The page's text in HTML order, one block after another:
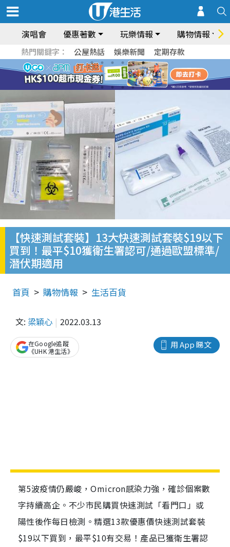
演唱會 優惠著數 玩樂情報 購物情報
熱門關鍵字： 公屋熱話 娛樂新聞 定期存款
【快速測試套裝】13大快速測試套裝$19以下
買到！最平$10獲衛生署認可/通過歐盟標準/
潛伏期適用
首頁 購物情報 生活百貨
文: 梁穎心 2022.03.13
用 App 睇文
在Google追蹤
《UHK 港生活》
第5波疫情仍嚴峻，Omicron感染力強，確診個案數
字持續高企。不少市民購買快速測試「看門口」或
陽性後作每日檢測。精選13款優惠價快速測試套裝
$19以下買到，最平$10有交易！產品已獲衛生署認